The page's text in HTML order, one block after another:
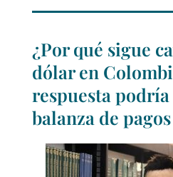
¿Por qué sigue
dólar en
respuesta podría
balanza de pagos